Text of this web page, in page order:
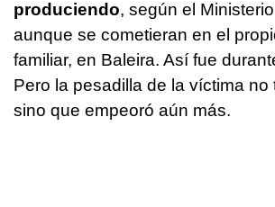
produciendo, según el
aunque se cometieran en el
familiar, en Baleira. Así fue
Pero la pesadilla de la víctima no
sino que empeoró aún más.